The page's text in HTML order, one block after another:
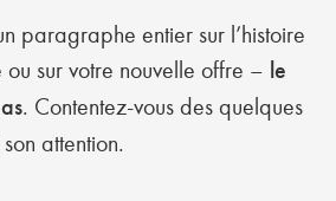
paragraphe entier sur l’histoire
sur votre nouvelle offre – le
. Contentez-vous des quelques
attention.